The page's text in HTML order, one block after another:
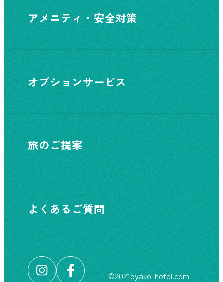
アメニティ・安全対策
オプションサービス
旅のご提案
よくあるご質問
©︎2021oyako-hotel.com